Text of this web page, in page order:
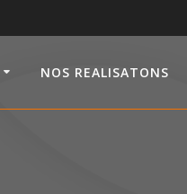
NOS REALISATONS